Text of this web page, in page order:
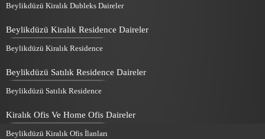
Beylikdüzü Kiralık Dubleks Daireler
Beylikdüzü Kiralık Residence Daireler
Beylikdüzü Kiralık Residence
Beylikdüzü Satılık Residence Daireler
Beylikdüzü Satılık Residence
Kiralık Ofis Ve Home Ofis Daireler
Beylikdüzü Kiralık Ofis İlanları